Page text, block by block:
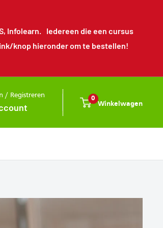
Infolearn. Iedereen die een cursus
knop hieronder om te bestellen!
/ Registreren
0
Winkelwagen